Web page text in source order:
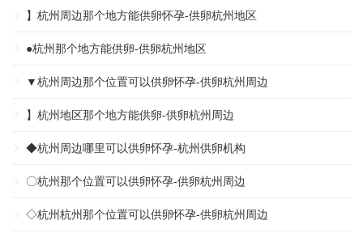
】杭州周边那个地方能供卵怀孕-供卵杭州地区
●杭州那个地方能供卵-供卵杭州地区
▼杭州周边那个位置可以供卵怀孕-供卵杭州周边
】杭州地区那个地方能供卵-供卵杭州周边
◆杭州周边哪里可以供卵怀孕-杭州供卵机构
〇杭州那个位置可以供卵怀孕-供卵杭州周边
◇杭州杭州那个位置可以供卵怀孕-供卵杭州周边